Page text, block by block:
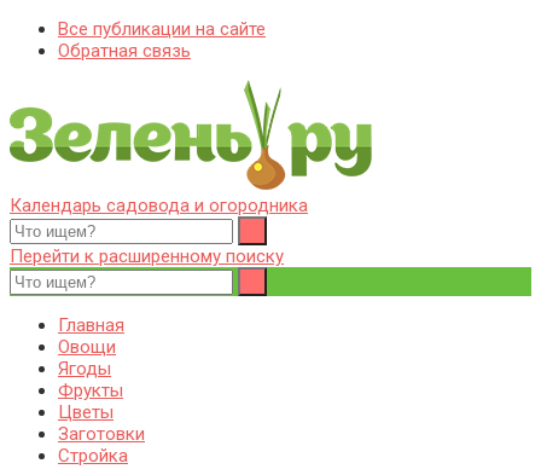
Все публикации на сайте
Обратная связь
Zelenj.ru – все про садоводство, земледелие, фермерство и
птицеводство
Особенности садоводства, земледелия, фермерства и
птицеводства. Выращивания культур, сбор и хранение урожая.
Уход за дачным участком, деревьями и кустами. Полезные
советы дачникам и садоводам
Календарь садовода и огородника
Перейти к расширенному поиску
Главная
Овощи
Ягоды
Фрукты
Цветы
Заготовки
Стройка